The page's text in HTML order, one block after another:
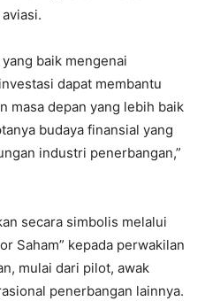
baik mengenai
dapat membantu
masa depan yang lebih baik
budaya finansial yang
industri penerbangan,”
secara simbolis melalui
Saham” kepada perwakilan
mulai dari pilot, awak
penerbangan lainnya.